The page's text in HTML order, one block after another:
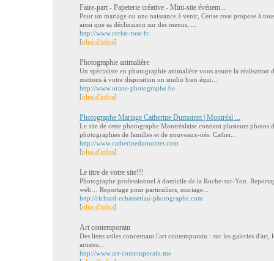
Faire-part - Papeterie créative - Mini-site événem...
Pour un mariage ou une naissance à venir, Cerise rose propose à
ainsi que sa déclinaison sur des menus, ...
http://www.cerise-rose.fr
[plus d'infos]
Photographie animalière
Un spécialiste en photographie animalière vous assure la
mettons à votre disposition un studio bien équi...
http://www.orane-photographe.be
[plus d'infos]
Photographe Mariage Catherine Dumontet | Montréal ...
Le site de cette photographe Montréalaise contient plusieurs photos
photographies de familles et de nouveaux-nés. Cather...
http://www.catherinedumontet.com
[plus d'infos]
Le titre de votre site!!!
Photographe professionnel à domicile de la Roche-sur-Yon.
web… Reportage pour particuliers, mariage...
http://richard-echasseriau-photographe.com
[plus d'infos]
Art contemporain
Des liens utiles concernant l'art contemporain : sur les galeries d'art,
artistes...
http://www.art-contemporain.me